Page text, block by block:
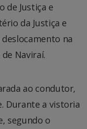
de Justiça e
da Justiça e
na
Naviraí.
ao condutor,
Durante a vistoria
segundo o